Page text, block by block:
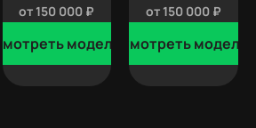
от 150 000 ₽
Смотреть модели
от 150 000 ₽
Смотреть модели